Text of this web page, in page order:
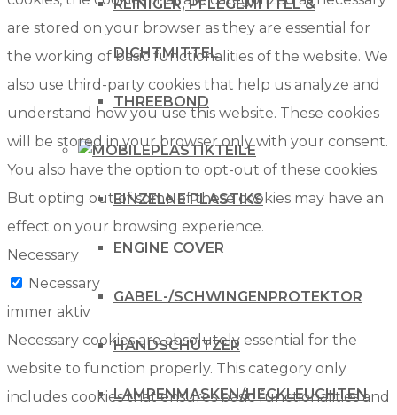
REINIGER, PFLEGEMITTEL &
DICHTMITTEL
THREEBOND
PLASTIKTEILE
EINZELNE PLASTIKS
ENGINE COVER
GABEL-/SCHWINGENPROTEKTOR
HANDSCHÜTZER
LAMPENMASKEN/HECKLEUCHTEN
are stored on your browser as they are essential for
the working of basic functionalities of the website. We
also use third-party cookies that help us analyze and
understand how you use this website. These cookies
will be stored in your browser only with your consent.
You also have the option to opt-out of these cookies.
But opting out of some of these cookies may have an
effect on your browsing experience.
Necessary
Necessary
immer aktiv
Necessary cookies are absolutely essential for the
website to function properly. This category only
includes cookies that ensures basic functionalities and